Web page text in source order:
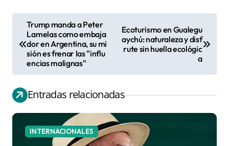
e
g
Trump manda a Peter
Lamelas como embaja
dor en Argentina, su mi
sión es frenar las "influ
encias malignas"
Ecoturismo en Gualegu
aychú: naturaleza y disf
rute sin huella ecológic
a
Entradas relacionadas
INTERNACIONALES